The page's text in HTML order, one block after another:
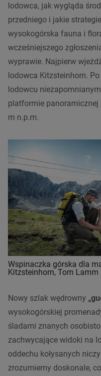
lodowca, jak wygląda
przedniego i jakie
wysokogórska fauna i
wcześniejszego
wyprawie. Najpierw
lodowca Kitzsteinhorn.
lodowcu
platformie panoramicznej
m n.p.m.
Wspinaczka górska dla
Kitzsteinhorn, Tom Lamm
Nowy szlak wędrowny
wysokogórskiej
śladami znanych
zachwycające widoki na
oddechu kołysanych
zrozumiemy doskonale,